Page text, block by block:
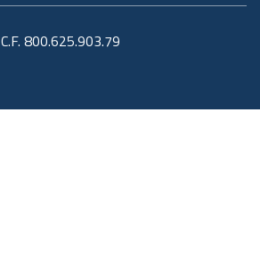
C.F. 800.625.903.79